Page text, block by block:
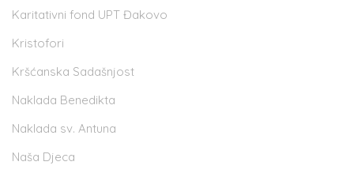
Karitativni fond UPT Đakovo
Kristofori
Kršćanska Sadašnjost
Naklada Benedikta
Naklada sv. Antuna
Naša Djeca